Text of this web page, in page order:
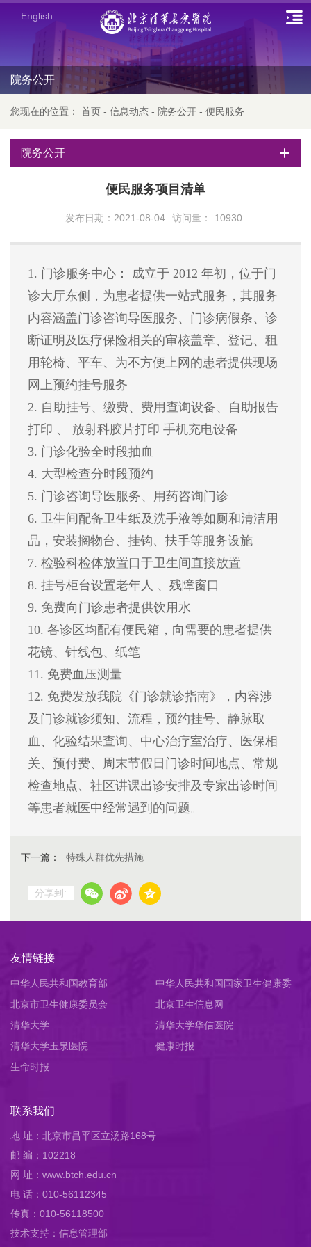
English
院务公开
您现在的位置： 首页 - 信息动态 - 院务公开 - 便民服务
院务公开
便民服务项目清单
发布日期：2021-08-04 访问量： 10930
1. 门诊服务中心： 成立于 2012 年初，位于门
诊大厅东侧，为患者提供一站式服务，其服务
内容涵盖门诊咨询导医服务、门诊病假条、诊
断证明及医疗保险相关的审核盖章、登记、租
用轮椅、平车、为不方便上网的患者提供现场
网上预约挂号服务
2. 自助挂号、缴费、费用查询设备、自助报告
打印 、 放射科胶片打印 手机充电设备
3. 门诊化验全时段抽血
4. 大型检查分时段预约
5. 门诊咨询导医服务、用药咨询门诊
6. 卫生间配备卫生纸及洗手液等如厕和清洁用
品，安装搁物台、挂钩、扶手等服务设施
7. 检验科检体放置口于卫生间直接放置
8. 挂号柜台设置老年人 、残障窗口
9. 免费向门诊患者提供饮用水
10. 各诊区均配有便民箱，向需要的患者提供
花镜、针线包、纸笔
11. 免费血压测量
12. 免费发放我院《门诊就诊指南》，内容涉
及门诊就诊须知、流程，预约挂号、静脉取
血、化验结果查询、中心治疗室治疗、医保相
关、预付费、周末节假日门诊时间地点、常规
检查地点、社区讲课出诊安排及专家出诊时间
等患者就医中经常遇到的问题。
下一篇： 特殊人群优先措施
分享到:
友情链接
中华人民共和国教育部
中华人民共和国国家卫生健康委
员会
北京市卫生健康委员会
北京卫生信息网
清华大学
清华大学华信医院
清华大学玉泉医院
健康时报
生命时报
联系我们
地 址：北京市昌平区立汤路168号
邮 编：102218
网 址：www.btch.edu.cn
电 话：010-56112345
传真：010-56118500
技术支持：信息管理部